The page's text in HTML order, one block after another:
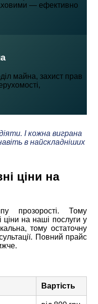
— ефективно
майна, захист прав
І кожна виграна
в найскладніших
ціни на
прозорості. Тому
ціни на наші послуги у
тому остаточну
Повний прайс
Вартість